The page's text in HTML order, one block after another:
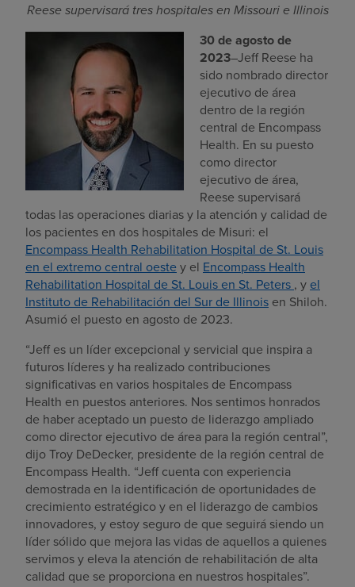
Pagar mi factura
Reese supervisará tres hospitales en Missouri e Illinois
30 de agosto de
2023–Jeff Reese ha
sido nombrado director
ejecutivo de área
dentro de la región
central de Encompass
Health. En su puesto
como director
ejecutivo de área,
Reese supervisará
todas las operaciones diarias y la atención y calidad de
los pacientes en dos hospitales de Misuri: el
Encompass Health Rehabilitation Hospital de St. Louis
en el extremo central oestey el Encompass Health
Rehabilitation Hospital de St. Louis en St. Peters , yel
Instituto de Rehabilitación del Sur de Illinois en Shiloh.
Asumió el puesto en agosto de 2023.
“Jeff es un líder excepcional y servicial que inspira a
futuros líderes y ha realizado contribuciones
significativas en varios hospitales de Encompass
Health en puestos anteriores. Nos sentimos honrados
de haber aceptado un puesto de liderazgo ampliado
como director ejecutivo de área para la región central”,
dijo Troy DeDecker, presidente de la región central de
Encompass Health. “Jeff cuenta con experiencia
demostrada en la identificación de oportunidades de
crecimiento estratégico y en el liderazgo de cambios
innovadores, y estoy seguro de que seguirá siendo un
líder sólido que mejora las vidas de aquellos a quienes
servimos y eleva la atención de rehabilitación de alta
calidad que se proporciona en nuestros hospitales”.